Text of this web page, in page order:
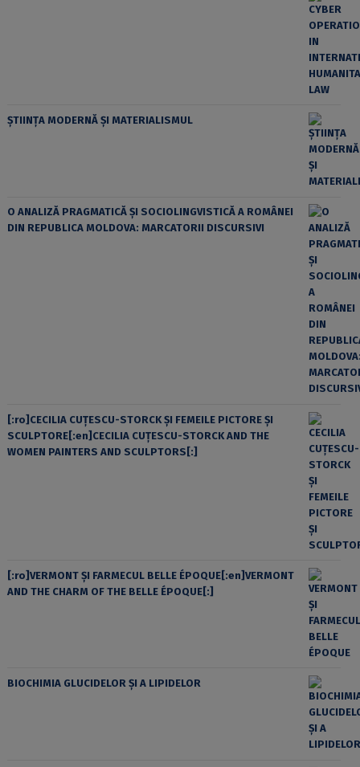
ȘTIINȚA MODERNĂ ȘI MATERIALISMUL
O ANALIZĂ PRAGMATICĂ ȘI SOCIOLINGVISTICĂ A ROMÂNEI
DIN REPUBLICA MOLDOVA: MARCATORII DISCURSIVI
[:ro]CECILIA CUŢESCU-STORCK ŞI FEMEILE PICTORE ŞI
SCULPTORE[:en]CECILIA CUŢESCU-STORCK AND THE
WOMEN PAINTERS AND SCULPTORS[:]
[:ro]VERMONT ȘI FARMECUL BELLE ÉPOQUE[:en]VERMONT
AND THE CHARM OF THE BELLE ÉPOQUE[:]
BIOCHIMIA GLUCIDELOR ȘI A LIPIDELOR